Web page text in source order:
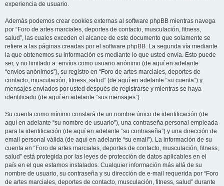
experiencia de usuario.
Además podemos crear cookies externas al software phpBB mientras navega
por “Foro de artes marciales, deportes de contacto, musculación, fitness,
salud”, las cuales exceden el alcance de este documento que solamente se
refiere a las páginas creadas por el software phpBB. La segunda vía mediante
la que obtenemos su información es mediante lo que usted envía. Esto puede
ser, y no limitado a: envíos como usuario anónimo (de aquí en adelante
“envíos anónimos”), su registro en “Foro de artes marciales, deportes de
contacto, musculación, fitness, salud” (de aquí en adelante “su cuenta”) y
mensajes enviados por usted después de registrarse y mientras se haya
identificado (de aquí en adelante “sus mensajes”).
Su cuenta como mínimo constará de un nombre único de identificación (de
aquí en adelante “su nombre de usuario”), una contraseña personal empleada
para la identificación (de aquí en adelante “su contraseña”) y una dirección de
email personal válida (de aquí en adelante “su email”). La información de su
cuenta en “Foro de artes marciales, deportes de contacto, musculación, fitness,
salud” está protegida por las leyes de protección de datos aplicables en el
país en el que estamos instalados. Cualquier información más allá de su
nombre de usuario, su contraseña y su dirección de e-mail requerida por “Foro
de artes marciales, deportes de contacto, musculación, fitness, salud” durante